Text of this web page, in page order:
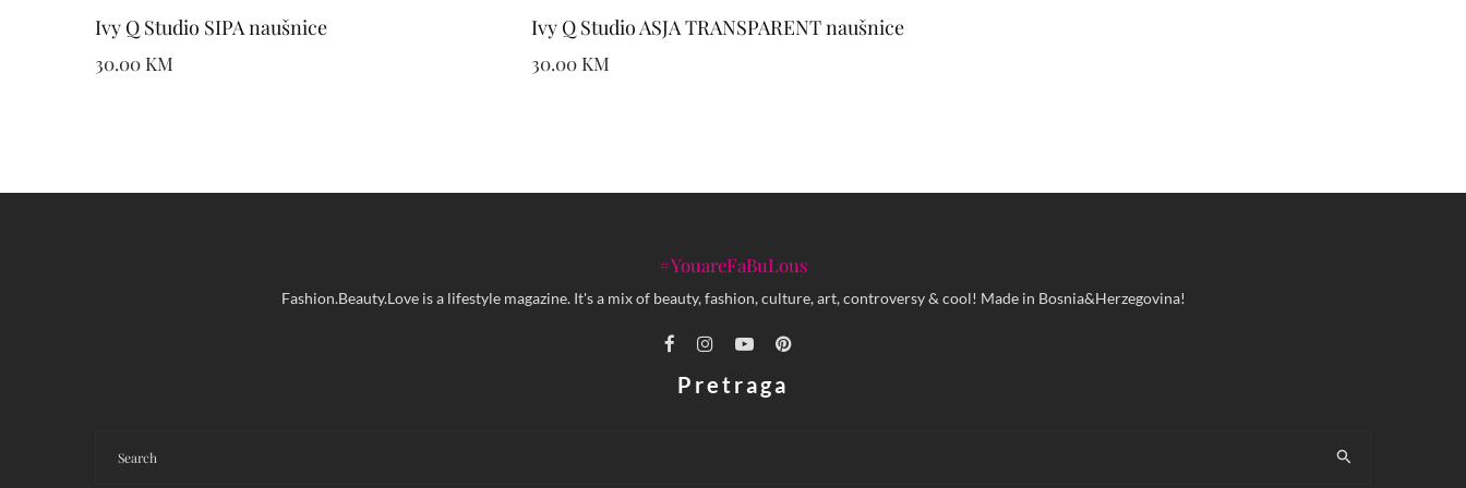
Ivy Q Studio SIPA naušnice
30.00 KM
Ivy Q Studio ASJA TRANSPARENT naušnice
30.00 KM
#YouareFaBuLous
Fashion.Beauty.Love is a lifestyle magazine. It's a mix of beauty, fashion, culture, art, controversy & cool! Made in Bosnia&Herzegovina!
Pretraga